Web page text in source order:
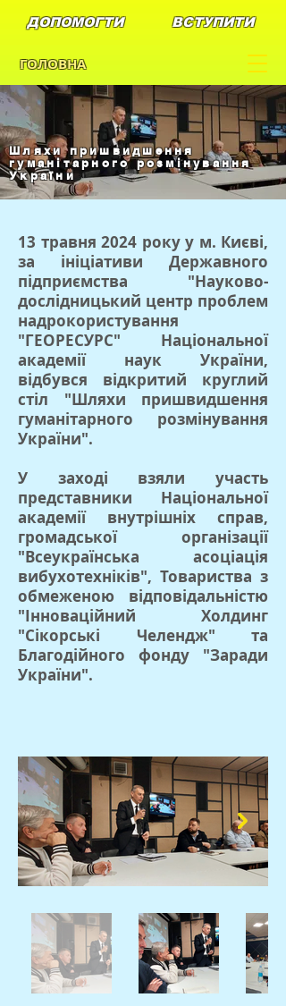
ГОЛОВНА
ДОПОМОГТИ ВСТУПИТИ
Шляхи пришвидшення
гуманітарного розмінування
України
13 травня 2024 року у м. Києві,
за ініціативи Державного
підприємства "Науково-
дослідницький центр проблем
надрокористування
"ГЕОРЕСУРС" Національної
академії наук України,
відбувся відкритий круглий
стіл "Шляхи пришвидшення
гуманітарного розмінування
України".
У заході взяли участь
представники Національної
академії внутрішніх справ,
громадської організації
"Всеукраїнська асоціація
вибухотехніків", Товариства з
обмеженою відповідальністю
"Інноваційний Холдинг
"Сікорські Челендж" та
Благодійного фонду "Заради
України".